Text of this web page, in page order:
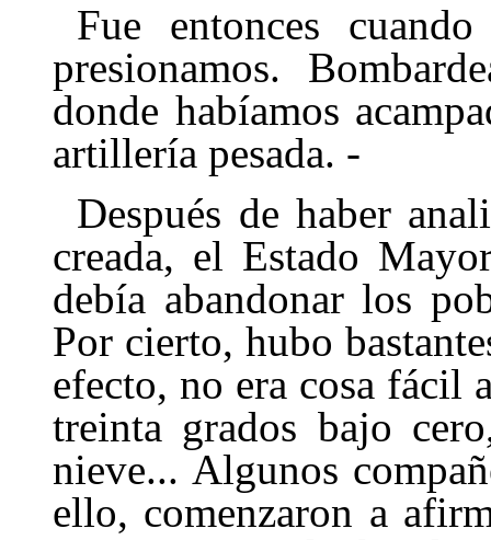
Fue entonces
presionamos.
donde habíamos
artillería pesada. -
Después de haber
creada, el Estado
debía abandonar los
Por cierto, hubo
efecto, no era cosa fácil
treinta grados bajo
nieve... Algunos
ello, comen­zaron a